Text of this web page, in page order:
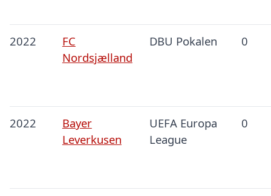
2022
FC
Nordsjælland
DBU Pokalen 0
2022
Bayer
Leverkusen
UEFA Europa
League
0